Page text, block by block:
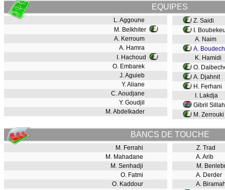
EQUIPES
L. Aggoune
M. Belkhiter
A. Kerroum
A. Hamra
I. Hachoud
O. Embarek
J. Aguieb
Y. Aliane
C. Aoudjane
Y. Goudjil
M. Abdelkader
Z. Saidi
I.
A. Naim
A.
K. Hamidi
O.
A. Djahnit
H. Ferhani
I. Lakdja
Gibril Sillah
M. Zerrouki
BANCS DE TOUCHE
M. Ferrahi
M. Mahadane
M. Senhadji
O. Fatmi
O. Kaddour
Z. Trad
A. Arib
M.
A. Derder
A.